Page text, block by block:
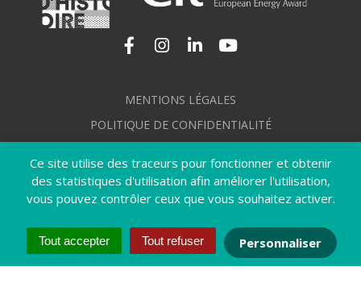
Ce site utilise des traceurs pour fonctionner et obtenir
des statistiques d'utilisation afin améliorer l'utilisation,
vous pouvez contrôler ceux que vous souhaitez activer.
Tout accepter Tout refuser Personnaliser
Lien vers le compte Facebook
Lien vers le compte Instagram
Lien vers le compte
MENTIONS LÉGALES
POLITIQUE DE CONFIDENTIALITÉ
PLAN DU SITE
CRÉDITS
ACCESSIBILITÉ : NON CONFORME